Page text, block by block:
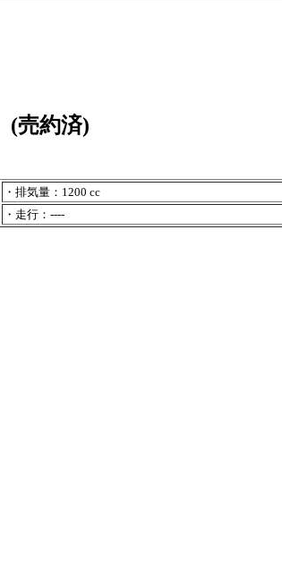
(売約済)
・排気量：1200 cc
・走行：----